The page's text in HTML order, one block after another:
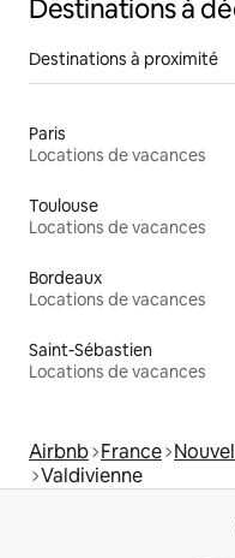
Destinations à
Destinations à proximité
Paris
Locations de vacances
Toulouse
Locations de vacances
Bordeaux
Locations de vacances
Saint-Sébastien
Locations de vacances
Airbnb France
Valdivienne